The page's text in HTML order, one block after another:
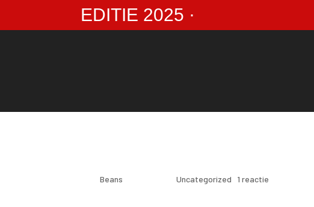
EDITIE 2025 ·
doorBeans |Uncategorized 1 reactie